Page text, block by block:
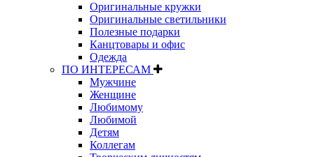
Оригинальные кружки
Оригинальные светильники
Полезные подарки
Канцтовары и офис
Одежда
ПО ИНТЕРЕСАМ
Мужчине
Женщине
Любимому
Любимой
Детям
Коллегам